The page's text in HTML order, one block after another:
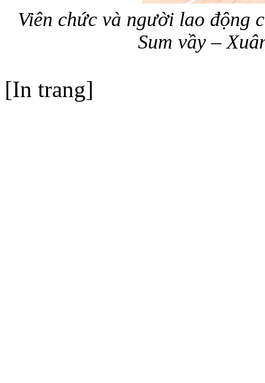
Viên chức và người lao động
Sum vầy –
[In trang]